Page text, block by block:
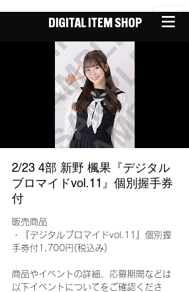
DIGITAL ITEM SHOP
2/23 4部 新野 楓果『デジタル
ブロマイドvol.11』個別握手券
付
販売商品
・『デジタルブロマイドvol.11』個別握
手券付1,700円(税込み)
商品やイベントの詳細、応募期間などは
以下イベントについてをご確認くださ